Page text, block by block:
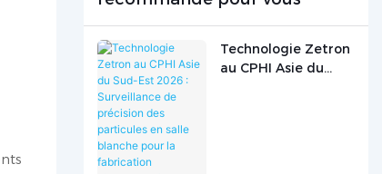
Technologie Zetron
au CPHI Asie du